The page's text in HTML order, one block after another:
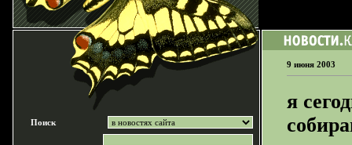
Поиск
9 июня 2003
я